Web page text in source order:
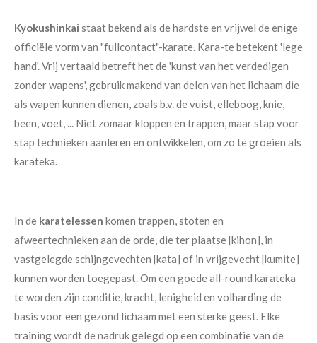
Kyokushinkai staat bekend als de hardste en vrijwel de enige
officiële vorm van "fullcontact"-karate. Kara-te betekent 'lege
hand'. Vrij vertaald betreft het de 'kunst van het verdedigen
zonder wapens', gebruik makend van delen van het lichaam die
als wapen kunnen dienen, zoals b.v. de vuist, elleboog, knie,
been, voet, ... Niet zomaar kloppen en trappen, maar stap voor
stap technieken aanleren en ontwikkelen, om zo te groeien als
karateka.
In de karatelessen komen trappen, stoten en
afweertechnieken aan de orde, die ter plaatse [kihon], in
vastgelegde schijngevechten [kata] of in vrijgevecht [kumite]
kunnen worden toegepast. Om een goede all-round karateka
te worden zijn conditie, kracht, lenigheid en volharding de
basis voor een gezond lichaam met een sterke geest. Elke
training wordt de nadruk gelegd op een combinatie van de